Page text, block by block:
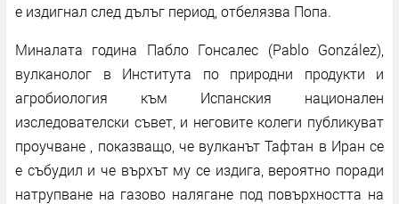
е издигнал след дълъг период, отбелязва Попа.
Миналата година Пабло Гонсалес (Pablo González),
вулканолог в Института по природни продукти и
агробиология към Испанския национален
изследователски съвет, и неговите колеги публикуват
проучване , показващо, че вулканът Тафтан в Иран се
е събудил и че върхът му се издига, вероятно поради
натрупване на газово налягане под повърхността на